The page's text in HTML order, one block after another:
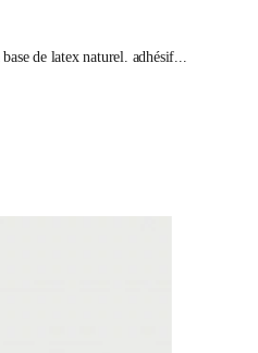
base de latex naturel. adhésif